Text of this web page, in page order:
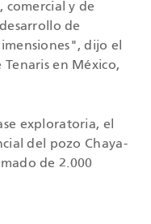
comercial y de
de
dijo el
en México,
exploratoria, el
del pozo Chaya-
de 2.000